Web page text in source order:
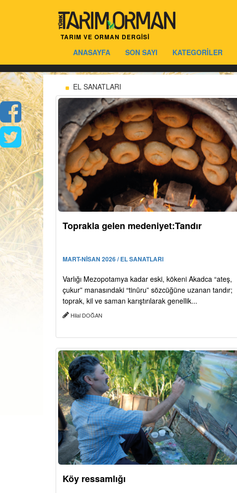
TARIM VE ORMAN DERGİSİ
ANASAYFA SON SAYI KATEGORİLER
EL SANATLARI
Toprakla gelen medeniyet:Tandır
MART-NİSAN 2026 / EL SANATLARI
Varlığı Mezopotamya kadar eski, kökeni Akadca “ateş,
çukur” manasındaki “tinūru” sözcüğüne uzanan tandır;
toprak, kil ve saman karıştırılarak genellik...
Hilal DOĞAN
Köy ressamlığı